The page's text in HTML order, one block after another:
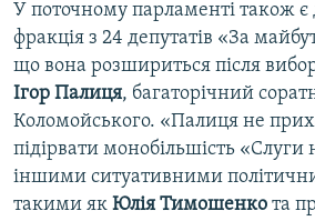
У поточному парламенті також є
фракція з 24 депутатів «За
що вона розшириться після
Ігор Палиця, багаторічний
Коломойського. «Палиця не
підірвати монобільшість «Слуги
іншими ситуативними
такими як Юлія Тимошенко та